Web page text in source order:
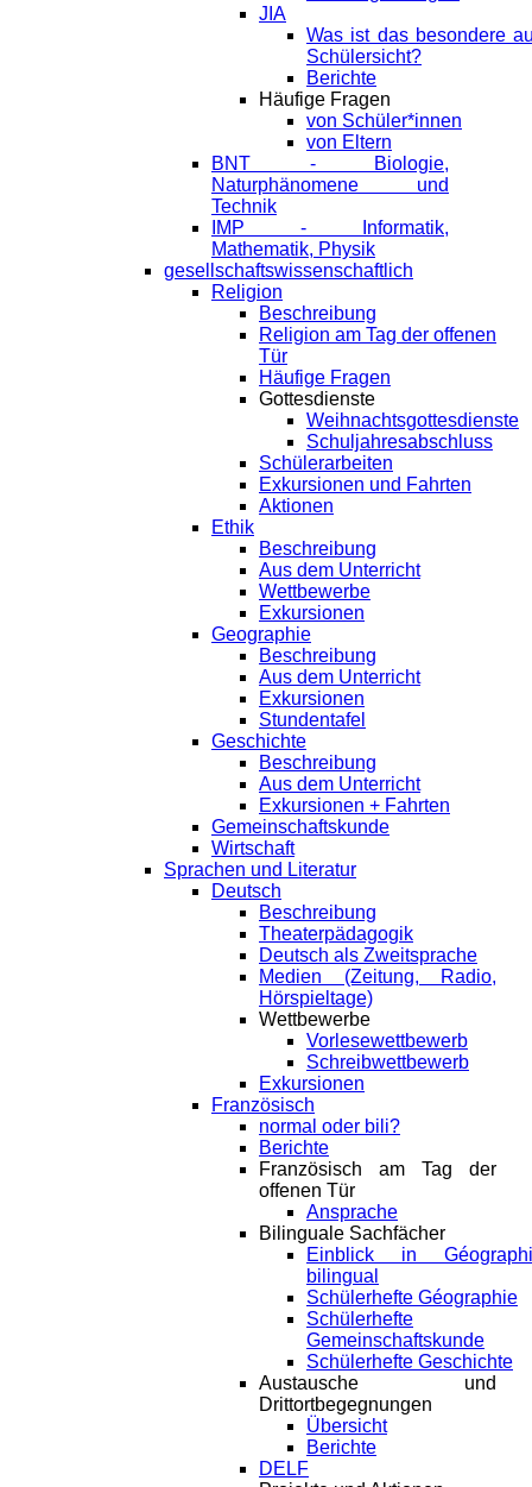
JIA
Was ist das besondere
Schülersicht?
Berichte
Häufige Fragen
von Schüler*innen
von Eltern
BNT - Biologie,
Naturphänomene und
Technik
IMP - Informatik,
Mathematik, Physik
gesellschaftswissenschaftlich
Religion
Beschreibung
Religion am Tag der offenen
Tür
Häufige Fragen
Gottesdienste
Weihnachtsgottesdienste
Schuljahresabschluss
Schülerarbeiten
Exkursionen und Fahrten
Aktionen
Ethik
Beschreibung
Aus dem Unterricht
Wettbewerbe
Exkursionen
Geographie
Beschreibung
Aus dem Unterricht
Exkursionen
Stundentafel
Geschichte
Beschreibung
Aus dem Unterricht
Exkursionen + Fahrten
Gemeinschaftskunde
Wirtschaft
Sprachen und Literatur
Deutsch
Beschreibung
Theaterpädagogik
Deutsch als Zweitsprache
Medien (Zeitung, Radio,
Hörspieltage)
Wettbewerbe
Vorlesewettbewerb
Schreibwettbewerb
Exkursionen
Französisch
normal oder bili?
Berichte
Französisch am Tag der
offenen Tür
Ansprache
Bilinguale Sachfächer
Einblick in
bilingual
Schülerhefte Géographie
Schülerhefte
Gemeinschaftskunde
Schülerhefte Geschichte
Austausche und
Drittortbegegnungen
Übersicht
Berichte
DELF